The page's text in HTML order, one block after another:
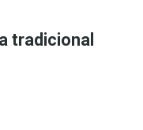
tradicional